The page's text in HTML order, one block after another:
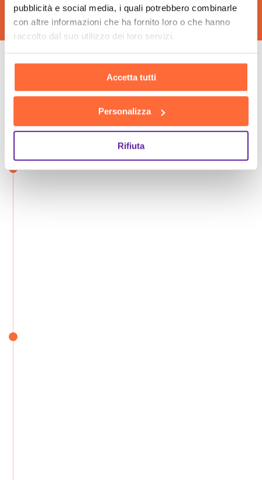
pubblicità e social media, i quali potrebbero combinarle
con altre informazioni che ha fornito loro o che hanno
raccolto dal suo utilizzo dei loro servizi.
Accetta tutti
Personalizza
Rifiuta
Le fasi della nostra
consulenza insieme